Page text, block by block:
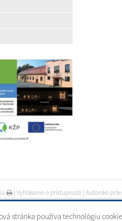
stránka používa technológiu
| Vyhlásenie o prístupnosti | Autorské
ECHELON 2 |web portál|webhosting|